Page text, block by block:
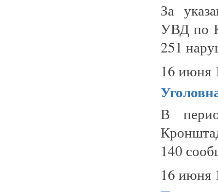
За
УВД по
251
16 июня
В
140
16 июня